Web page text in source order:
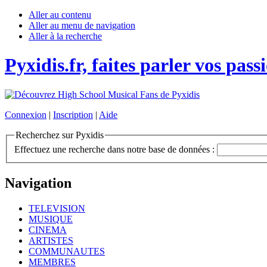
Aller au contenu
Aller au menu de navigation
Aller à la recherche
Pyxidis.fr, faites parler vos
Connexion | Inscription | Aide
Recherchez sur Pyxidis
Effectuez une recherche dans notre base de données :
Navigation
TELEVISION
MUSIQUE
CINEMA
ARTISTES
COMMUNAUTES
MEMBRES